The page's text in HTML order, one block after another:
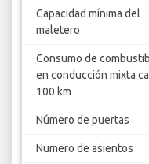
Capacidad mínima del
maletero
Consumo de
en conducción mixta
100 km
Número de puertas
Numero de asientos